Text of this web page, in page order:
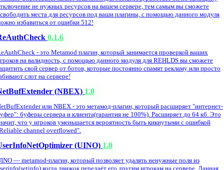
не нужных ресурсов на вашем сервере, тем самым вы сможете
места для ресурсов под ваши плагины, с помощью данного модуля
избавиться от ошибки 512!
0.1.6
- это Metamod плагин, который занимается проверкой ваших
на валидность, с помощью данного модуля для REHLDS вы сможете
свой сервер от ботов, которые постоянно спамят рекламу или просто
слот на сервере!
(NBEX) 1.0
или NBEX - это метамод-плагин, который расширяет "интернет-
буферы сервера и клиента(гарантия не 100%). Расширяет до 64 кб. Это
что у игроков уменьшается вероятность быть кикнутыми с ошибкой
channel overflowed".
(UINO) 1.0
— metamod-плагин, который позволяет удалять ненужные поля из
когда движок передаёт его другим игрокам на сервере. Данная